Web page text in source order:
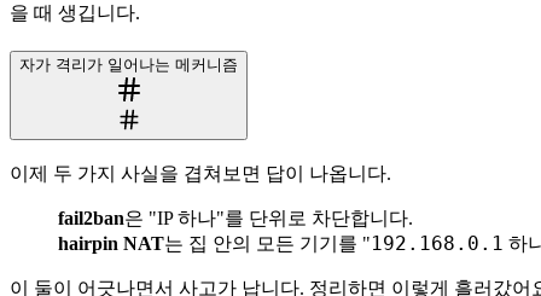
을 때 생깁니다.
자가 격리가 일어나는 메커니즘
이제 두 가지 사실을 겹쳐보면 답이 나옵니다.
fail2ban은 "IP 하나"를 단위로 차단합니다.
hairpin NAT는 집 안의 모든 기기를 "192.168.0.1 하
이 둘이 어긋나면서 사고가 납니다. 정리하면 이렇게 흘러갔어